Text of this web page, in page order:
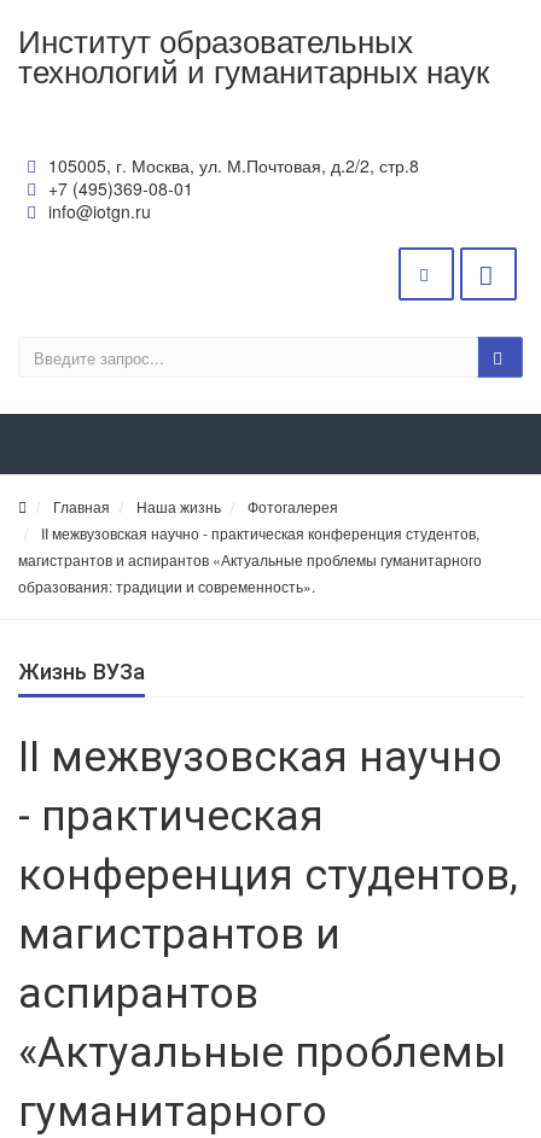
Институт образовательных
технологий и гуманитарных наук
105005, г. Москва, ул. М.Почтовая, д.2/2, стр.8
+7 (495)369-08-01
info@iotgn.ru
Главная Наша жизнь
Фотогалерея
II межвузовская научно - практическая конференция студентов,
магистрантов и аспирантов «Актуальные проблемы гуманитарного
образования: традиции и современность».
Жизнь ВУЗа
II межвузовская научно
- практическая
конференция студентов,
магистрантов и
аспирантов
«Актуальные проблемы
гуманитарного